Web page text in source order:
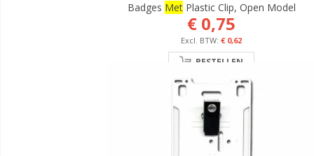
Badges MetPlastic Clip, Open Model
€ 0,75
€ 0,62
BESTELLEN